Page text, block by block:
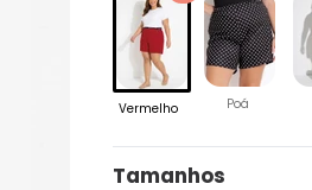
Vermelho Poá
Tamanhos